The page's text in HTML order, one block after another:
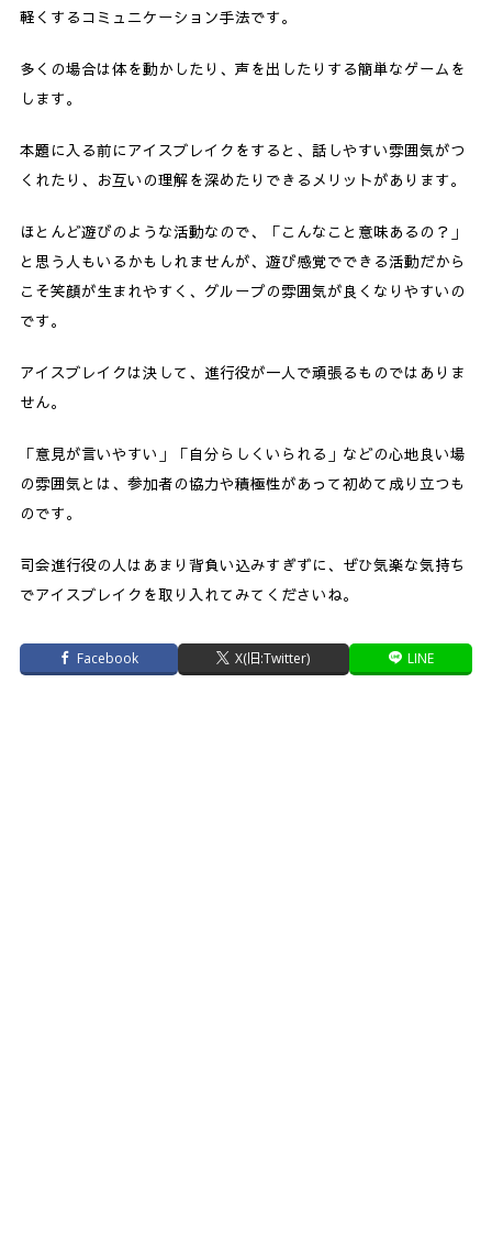
軽くするコミュニケーション手法です。
多くの場合は体を動かしたり、声を出したりする簡単なゲームを
します。
本題に入る前にアイスブレイクをすると、話しやすい雰囲気がつ
くれたり、お互いの理解を深めたりできるメリットがあります。
ほとんど遊びのような活動なので、「こんなこと意味あるの？」
と思う人もいるかもしれませんが、遊び感覚でできる活動だから
こそ笑顔が生まれやすく、グループの雰囲気が良くなりやすいの
です。
アイスブレイクは決して、進行役が一人で頑張るものではありま
せん。
「意見が言いやすい」「自分らしくいられる」などの心地良い場
の雰囲気とは、参加者の協力や積極性があって初めて成り立つも
のです。
司会進行役の人はあまり背負い込みすぎずに、ぜひ気楽な気持ち
でアイスブレイクを取り入れてみてくださいね。
Facebook X(旧:Twitter) LINE